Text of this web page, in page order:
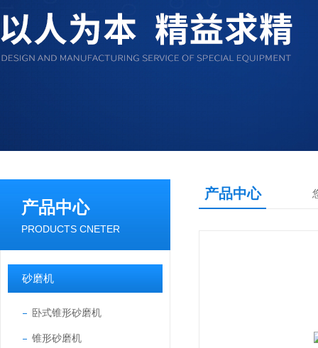
产品中心
PRODUCTS CNETER
砂磨机
卧式锥形砂磨机
锥形砂磨机
产品中心